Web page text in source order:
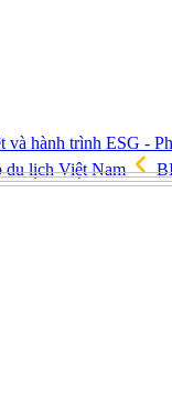
và hành trình ESG -
du lịch Việt Nam